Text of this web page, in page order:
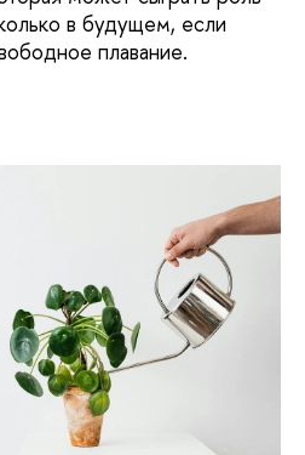
в будущем, если
плавание.